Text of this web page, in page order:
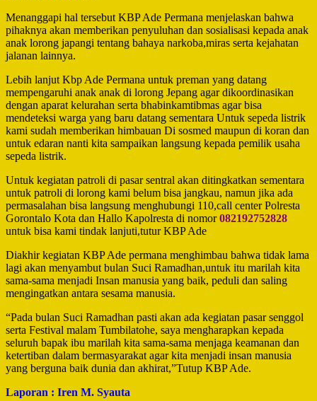
Menanggapi hal tersebut KBP Ade Permana menjelaskan bahwa
pihaknya akan memberikan penyuluhan dan sosialisasi kepada anak
anak lorong japangi tentang bahaya narkoba,miras serta kejahatan
jalanan lainnya.
Lebih lanjut Kbp Ade Permana untuk preman yang datang
mempengaruhi anak anak di lorong Jepang agar dikoordinasikan
dengan aparat kelurahan serta bhabinkamtibmas agar bisa
mendeteksi warga yang baru datang sementara Untuk sepeda listrik
kami sudah memberikan himbauan Di sosmed maupun di koran dan
untuk edaran nanti kita sampaikan langsung kepada pemilik usaha
sepeda listrik.
Untuk kegiatan patroli di pasar sentral akan ditingkatkan sementara
untuk patroli di lorong kami belum bisa jangkau, namun jika ada
permasalahan bisa langsung menghubungi 110,call center Polresta
Gorontalo Kota dan Hallo Kapolresta di nomor082192752828
untuk bisa kami tindak lanjuti,tutur KBP Ade
Diakhir kegiatan KBP Ade permana menghimbau bahwa tidak lama
lagi akan menyambut bulan Suci Ramadhan,untuk itu marilah kita
sama-sama menjadi Insan manusia yang baik, peduli dan saling
mengingatkan antara sesama manusia.
“Pada bulan Suci Ramadhan pasti akan ada kegiatan pasar senggol
serta Festival malam Tumbilatohe, saya mengharapkan kepada
seluruh bapak ibu marilah kita sama-sama menjaga keamanan dan
ketertiban dalam bermasyarakat agar kita menjadi insan manusia
yang berguna baik dunia dan akhirat,”Tutup KBP Ade.
Laporan : Iren M. Syauta